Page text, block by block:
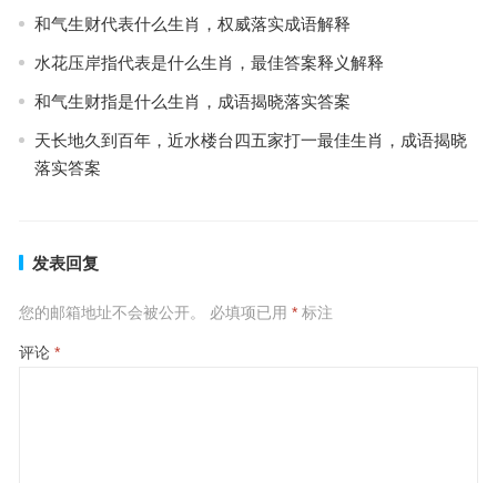
和气生财代表什么生肖，权威落实成语解释
水花压岸指代表是什么生肖，最佳答案释义解释
和气生财指是什么生肖，成语揭晓落实答案
天长地久到百年，近水楼台四五家打一最佳生肖，成语揭晓
落实答案
发表回复
您的邮箱地址不会被公开。 必填项已用 *标注
评论 *